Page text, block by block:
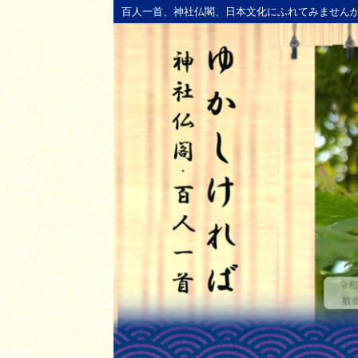
百人一首、神社仏閣、日本文化にふれてみません